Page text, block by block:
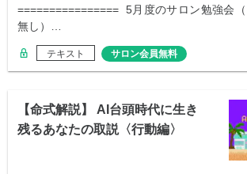
================ 5月度のサロン勉強会
無し）…
テキスト サロン会員無料
【命式解説】 AI台頭時代に生き
残るあなたの取説〈行動編〉